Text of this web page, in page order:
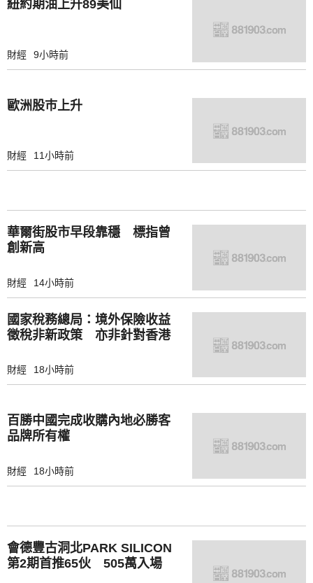
紐約期油上升89美仙
財經 9小時前
歐洲股巿上升
財經 11小時前
華爾街股市早段靠穩 標指曾
創新高
財經 14小時前
國家稅務總局：境外保險收益
徵稅非新政策 亦非針對香港
財經 18小時前
百勝中國完成收購內地必勝客
品牌所有權
財經 18小時前
會德豐古洞北PARK SILICON
第2期首推65伙 505萬入場